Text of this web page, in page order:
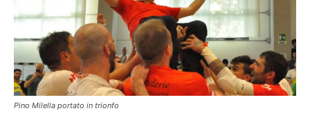
Pino Milella portato in trionfo